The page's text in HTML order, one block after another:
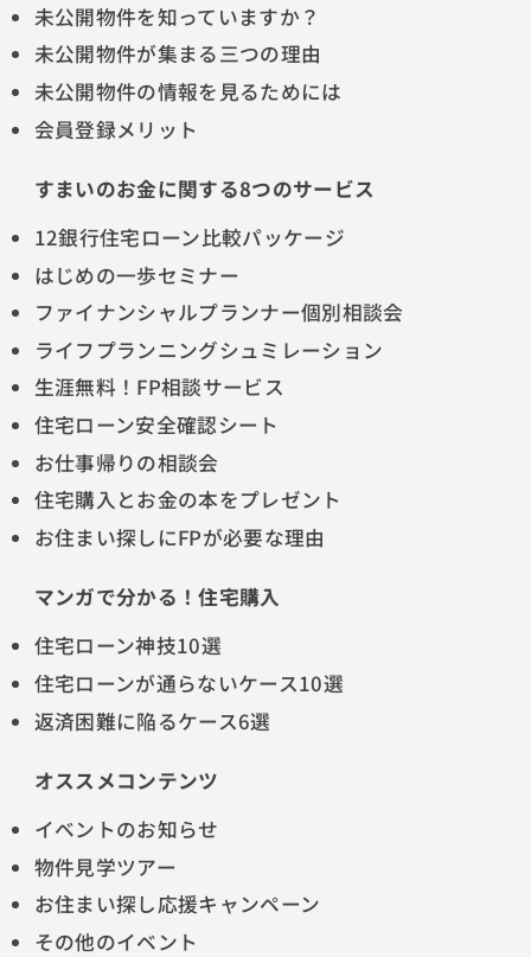
未公開物件を知っていますか？
未公開物件が集まる三つの理由
未公開物件の情報を見るためには
会員登録メリット
すまいのお金に関する8つのサービス
12銀行住宅ローン比較パッケージ
はじめの一歩セミナー
ファイナンシャルプランナー個別相談会
ライフプランニングシュミレーション
生涯無料！FP相談サービス
住宅ローン安全確認シート
お仕事帰りの相談会
住宅購入とお金の本をプレゼント
お住まい探しにFPが必要な理由
マンガで分かる！住宅購入
住宅ローン神技10選
住宅ローンが通らないケース10選
返済困難に陥るケース6選
オススメコンテンツ
イベントのお知らせ
物件見学ツアー
お住まい探し応援キャンペーン
その他のイベント